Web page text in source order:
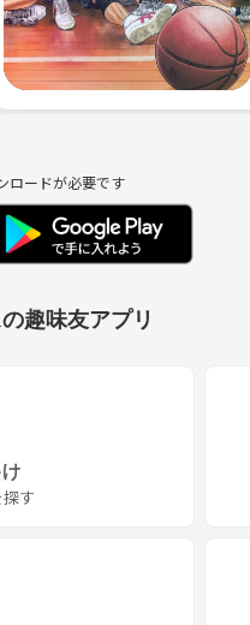
ロードが必要です
趣味友アプリ
す